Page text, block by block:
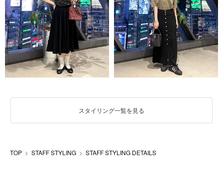
スタイリング一覧を見る
TOP STAFF STYLING STAFF STYLING DETAILS